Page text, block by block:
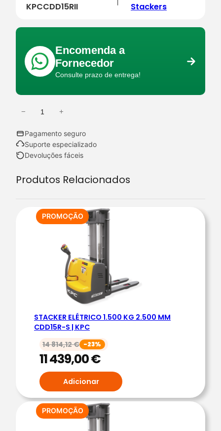
KPCCDD15RII
Stackers
Encomenda a
Fornecedor
Consulte prazo de entrega!
a
n
i
T
− +
Pagamento seguro
Suporte especializado
Devoluções fáceis
Produtos Relacionados
PROMOÇÃOPRODUTO
EM
PROMOÇÃO
STACKER ELÉTRICO 1.500 KG 2.500 MM
CDD15R-S | KPC
14 814,12€ -23%
11 439,00€
Adicionar
PROMOÇÃOPRODUTO
EM